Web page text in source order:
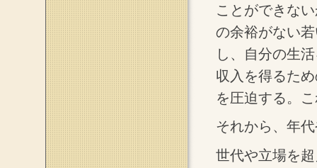
ことができな
の余裕がない
し、自分の生
収入を得るた
を圧迫する。
それから、年
世代や立場を